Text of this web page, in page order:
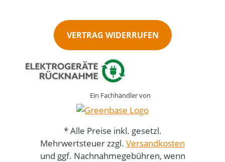
VERTRAG WIDERRUFEN
Ein Fachhändler von
* Alle Preise inkl. gesetzl.
Mehrwertsteuer zzgl. Versandkosten
und ggf. Nachnahmegebühren, wenn